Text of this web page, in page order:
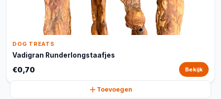
DOG TREATS
Vadigran Runderlongstaafjes
€0,70 Bekijk
Toevoegen